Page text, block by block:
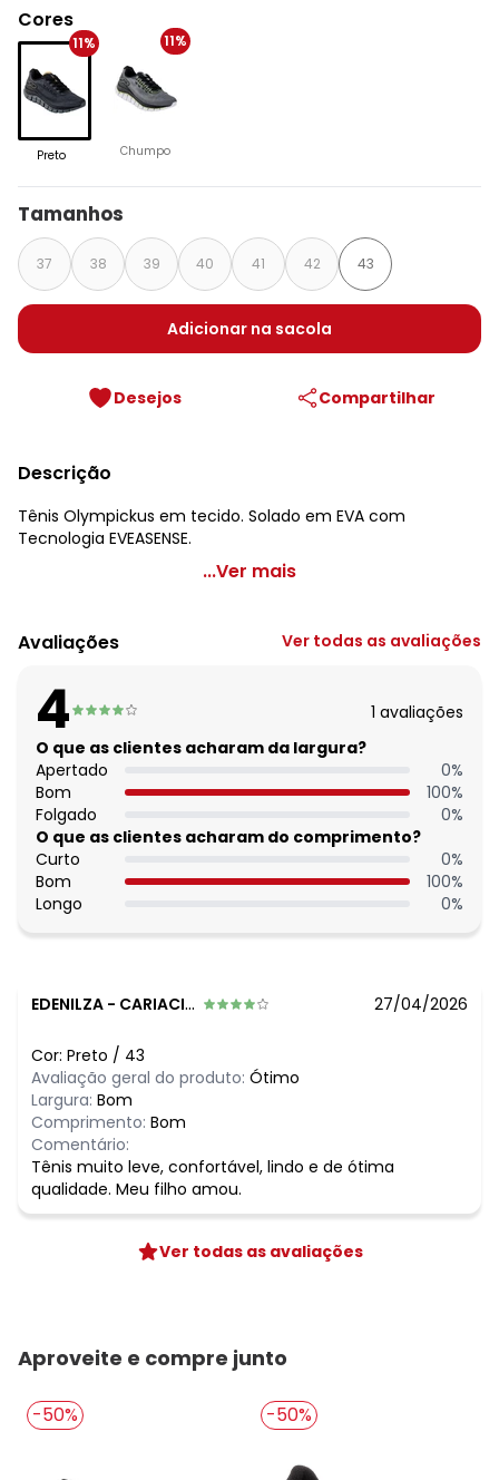
Cores
11%
Preto
11%
Chumpo
Tamanhos
37 38 39 40 41 42 43
Adicionar na sacola
Desejos Compartilhar
Descrição
Tênis Olympickus em tecido. Solado em EVA com
Tecnologia EVEASENSE.
Olympikus - Tênis Olympikus Bloco Preto
Observação: Tecnologia evasense
Material: Pvc
...Ver mais
Avaliações Ver todas as avaliações
4 1 avaliações
O que as clientes acharam da largura?
Apertado
0%
Bom
100%
Folgado
0%
O que as clientes acharam do comprimento?
Curto
0%
Bom
100%
Longo
0%
EDENILZA - CARIACICA - ES 27/04/2026
Cor: Preto / 43
Avaliação geral do produto: Ótimo
Largura: Bom
Comprimento: Bom
Comentário:
Tênis muito leve, confortável, lindo e de ótima
qualidade. Meu filho amou.
Ver todas as avaliações
Aproveite e compre junto
-50% -50%